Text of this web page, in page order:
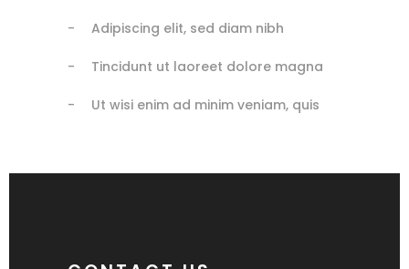
Adipiscing elit, sed diam nibh
Tincidunt ut laoreet dolore magna
Ut wisi enim ad minim veniam, quis